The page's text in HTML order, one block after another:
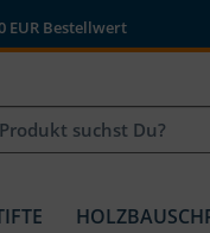
EUR Bestellwert